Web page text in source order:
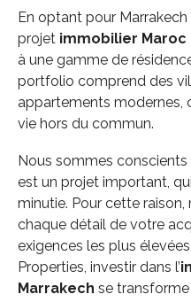
En optant pour
projet immobilier Maroc
à une gamme de
portfolio comprend des
appartements modernes,
vie hors du commun.
Nous sommes conscients
est un projet important,
minutie. Pour cette
chaque détail de votre
exigences les plus
Properties, investir dans l’
Marrakech se